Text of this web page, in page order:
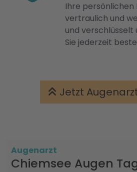
Ihre
vertraulich und
und verschlüsselt
Sie jederzeit
Jetzt
Augenarzt
Chiemsee Augen